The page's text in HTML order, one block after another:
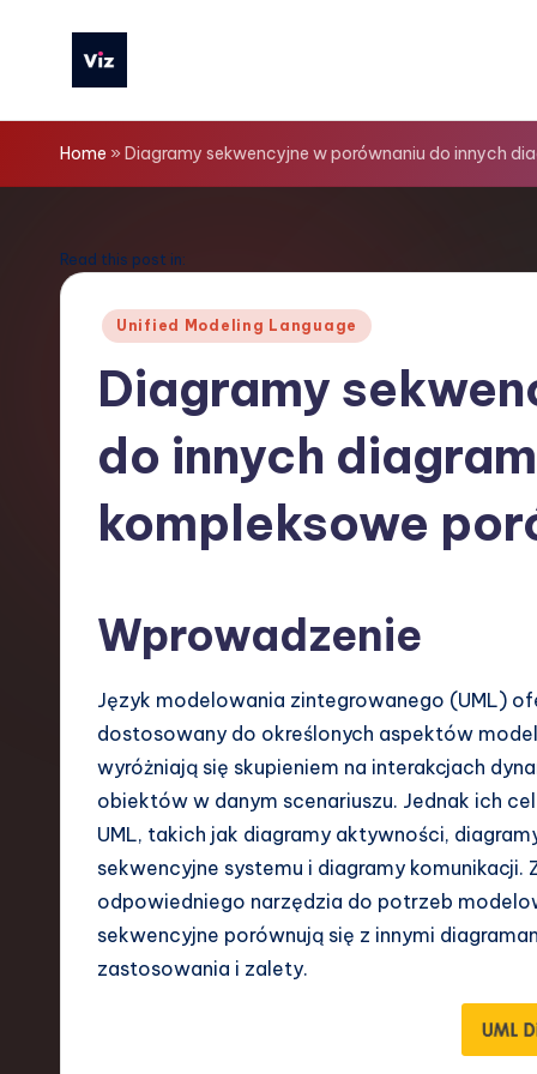
V
iz
o
ls
Home » Diagramy sekwencyjne w porównaniu do innych
Read this post in:
Posted
Unified Modeling Language
Diagramy
do innych
kompleksowe
Wprowadzenie
Język modelowania zintegrowanego (UML)
dostosowany do określonych aspektów
wyróżniają się skupieniem na interakcjach
obiektów w danym scenariuszu. Jednak ich
UML, takich jak diagramy aktywności,
sekwencyjne systemu i diagramy
odpowiedniego narzędzia do potrzeb
sekwencyjne porównują się z innymi
zastosowania i zalety.